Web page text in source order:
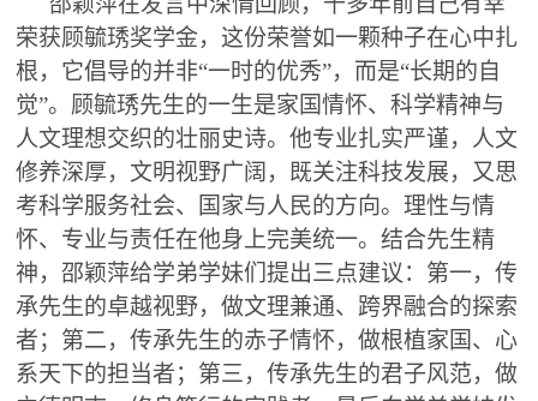
荣获顾毓琇奖学金，这份荣誉如一颗种子在心中扎
根，它倡导的并非“一时的优秀”，而是“长期的自
觉”。顾毓琇先生的一生是家国情怀、科学精神与
人文理想交织的壮丽史诗。他专业扎实严谨，人文
修养深厚，文明视野广阔，既关注科技发展，又思
考科学服务社会、国家与人民的方向。理性与情
怀、专业与责任在他身上完美统一。结合先生精
神，邵颖萍给学弟学妹们提出三点建议：第一，传
承先生的卓越视野，做文理兼通、跨界融合的探索
者；第二，传承先生的赤子情怀，做根植家国、心
系天下的担当者；第三，传承先生的君子风范，做